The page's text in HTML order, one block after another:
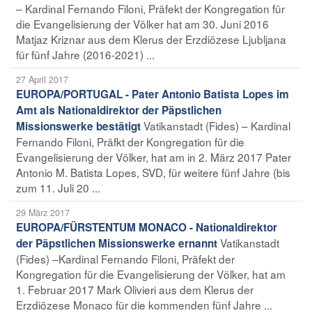
– Kardinal Fernando Filoni, Präfekt der Kongregation für
die Evangelisierung der Völker hat am 30. Juni 2016
Matjaz Kriznar aus dem Klerus der Erzdiözese Ljubljana
für fünf Jahre (2016-2021) ...
27 April 2017
EUROPA/PORTUGAL - Pater Antonio Batista Lopes im
Amt als Nationaldirektor der Päpstlichen
Missionswerke bestätigtVatikanstadt (Fides) – Kardinal
Fernando Filoni, Präfkt der Kongregation für die
Evangelisierung der Völker, hat am in 2. März 2017 Pater
Antonio M. Batista Lopes, SVD, für weitere fünf Jahre (bis
zum 11. Juli 20 ...
29 März 2017
EUROPA/FÜRSTENTUM MONACO - Nationaldirektor
der Päpstlichen Missionswerke ernanntVatikanstadt
(Fides) –Kardinal Fernando Filoni, Präfekt der
Kongregation für die Evangelisierung der Völker, hat am
1. Februar 2017 Mark Olivieri aus dem Klerus der
Erzdiözese Monaco für die kommenden fünf Jahre ...